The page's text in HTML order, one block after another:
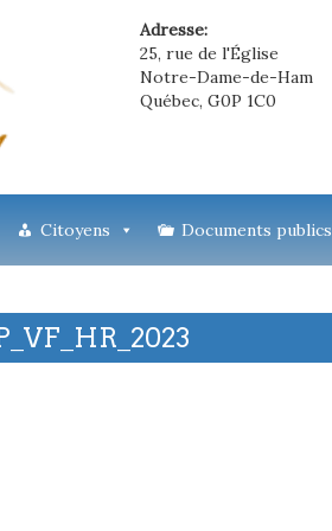
Adresse:
25, rue de l'Église
Notre-Dame-de-Ham
Québec, G0P 1C0
Citoyens Documents publics